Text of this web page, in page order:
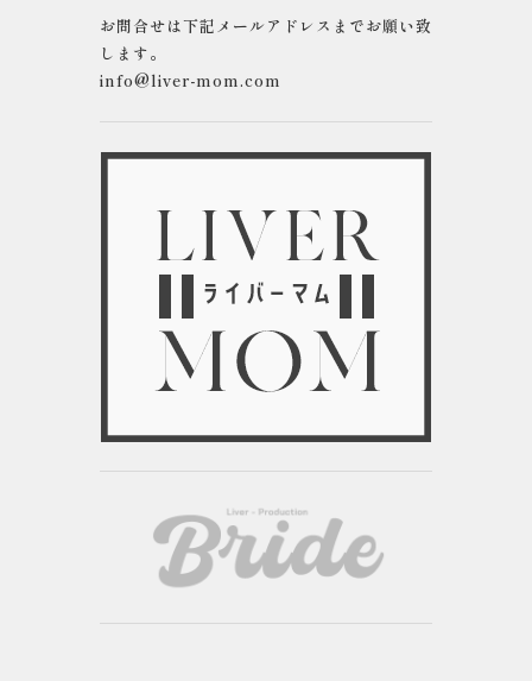
お問合せは下記メールアドレスまでお願い致
します。
info@liver-mom.com